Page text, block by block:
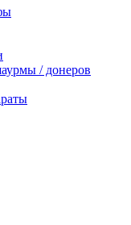
/ донеров